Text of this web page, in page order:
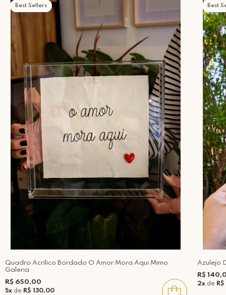
Best Sellers
Quadro Acrílico Bordado O Amor Mora Aqui Mimo
Galeria
R$ 650,00
5x de R$ 130,00
Best
Azulejo
R$
2xde